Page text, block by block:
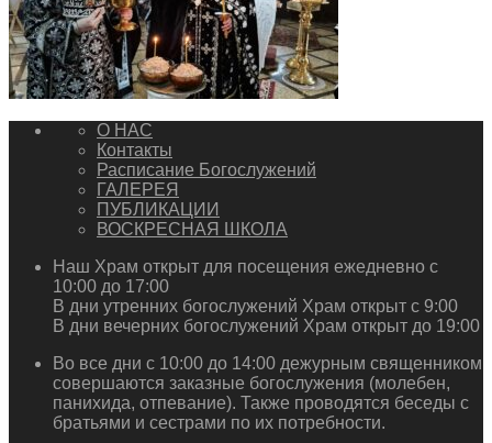
О НАС
Контакты
Расписание Богослужений
ГАЛЕРЕЯ
ПУБЛИКАЦИИ
ВОСКРЕСНАЯ ШКОЛА
Наш Храм открыт для посещения ежедневно с
10:00 до 17:00
В дни утренних богослужений Храм открыт с 9:00
В дни вечерних богослужений Храм открыт до 19:00
Во все дни с 10:00 до 14:00 дежурным священником
совершаются заказные богослужения (молебен,
панихида, отпевание). Также проводятся беседы с
братьями и сестрами по их потребности.